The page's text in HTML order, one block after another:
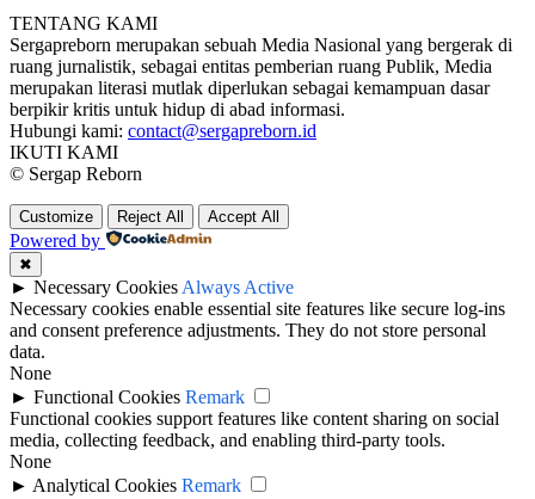
TENTANG KAMI
Sergapreborn merupakan sebuah Media Nasional yang bergerak di
ruang jurnalistik, sebagai entitas pemberian ruang Publik, Media
merupakan literasi mutlak diperlukan sebagai kemampuan dasar
berpikir kritis untuk hidup di abad informasi.
Hubungi kami: contact@sergapreborn.id
IKUTI KAMI
© Sergap Reborn
Customize Reject All Accept All
Powered by
✖
► Necessary Cookies Always Active
Necessary cookies enable essential site features like secure log-ins
and consent preference adjustments. They do not store personal
data.
None
► Functional Cookies Remark
Functional cookies support features like content sharing on social
media, collecting feedback, and enabling third-party tools.
None
► Analytical Cookies Remark